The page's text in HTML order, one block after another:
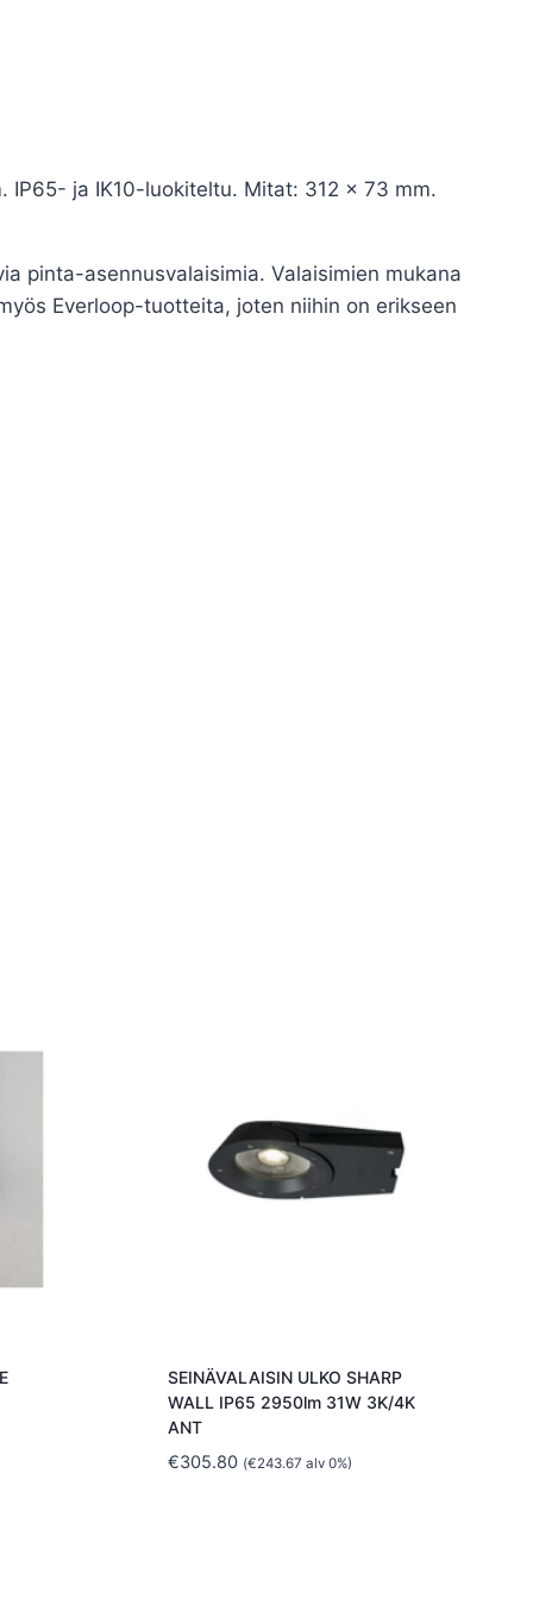
IP65- ja IK10-luokiteltu. Mitat: 312 x 73 mm.
pinta-asennusvalaisimia. Valaisimien mukana
Everloop-tuotteita, joten niihin on erikseen
SEINÄVALAISIN ULKO SHARP
WALL IP65 2950lm 31W 3K/4K
ANT
€305.80 (€243.67 alv 0%)